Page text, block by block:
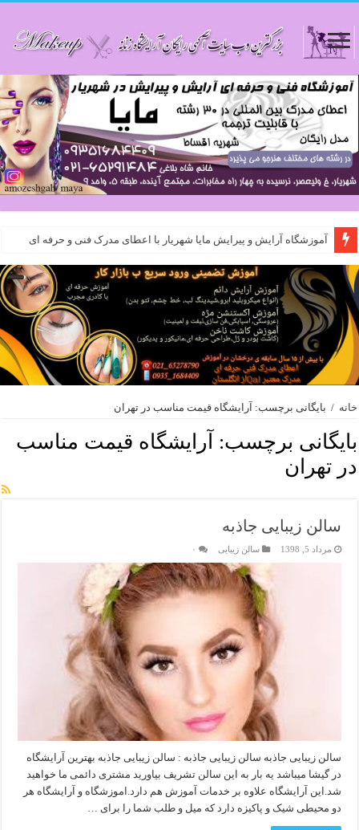
آموزشگاه آرایش و پیرایش مایا شهریار با اعطای مدرک فنی و حرفه ای
خانه / بایگانی برچسب: آرایشگاه قیمت مناسب در تهران
بایگانی برچسب: آرایشگاه قیمت مناسب
در تهران
سالن زیبایی جاذبه
مرداد 5, 1398 سالن زیبایی ۰
سالن زیبایی جاذبه سالن زیبایی جاذبه : سالن زیبایی جاذبه بهترین آرایشگاه
در گیشا میباشد یه بار به این سالن تشریف بیاورید مشتری دائمی ما خواهید
شد.این آرایشگاه علاوه بر خدمات آموزش هم دارد.اموزشگاه و آرایشگاه هر
دو محیطی شیک و پاکیزه دارد که میل و طلب شما را برای …